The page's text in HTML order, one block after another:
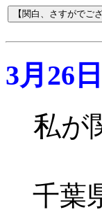
3月26日
私が
千葉